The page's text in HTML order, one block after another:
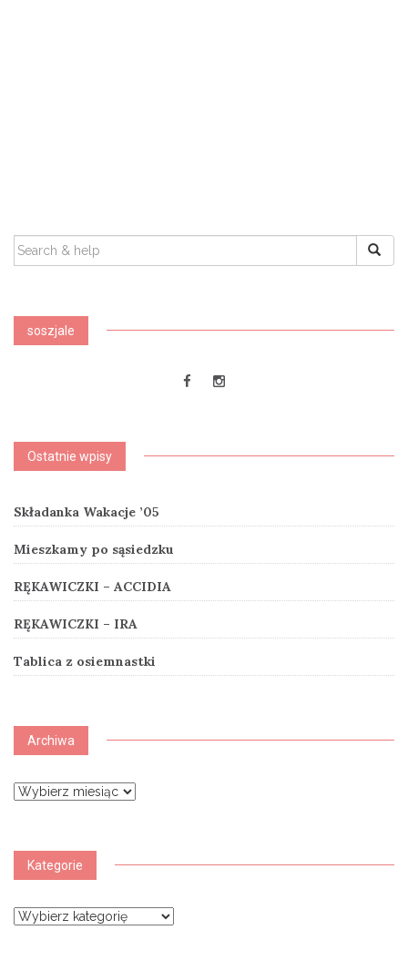
SEARCH
FOR:
soszjale
Ostatnie wpisy
Składanka Wakacje ’05
Mieszkamy po sąsiedzku
RĘKAWICZKI – ACCIDIA
RĘKAWICZKI – IRA
Tablica z osiemnastki
Archiwa
Archiwa
Kategorie
Kategorie